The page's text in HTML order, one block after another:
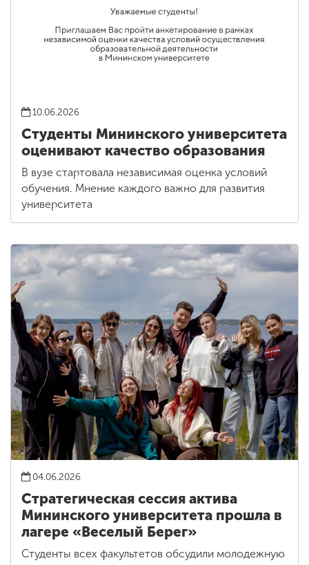
10.06.2026
Студенты Мининского университета
оценивают качество образования
В вузе стартовала независимая оценка условий
обучения. Мнение каждого важно для развития
университета
04.06.2026
Стратегическая сессия актива
Мининского университета прошла в
лагере «Веселый Берег»
Студенты всех факультетов обсудили молодежную